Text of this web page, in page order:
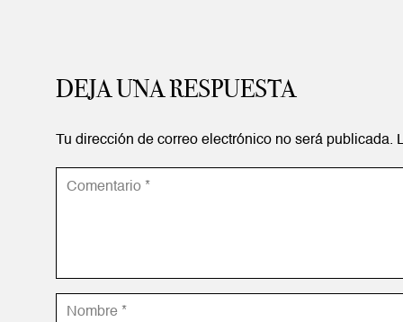
DEJA UNA RESPUESTA
Tu dirección de correo electrónico no será publicada.